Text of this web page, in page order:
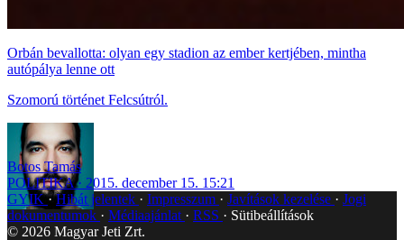
Orbán bevallotta: olyan egy stadion az ember kertjében, mintha
autópálya lenne ott
Szomorú történet Felcsútról.
Botos Tamás
POLITIKA
2015. december 15. 15:21
GYIK Hibát jelentek Impresszum Javítások kezelése
Jogi
dokumentumok
Médiaajánlat RSS
Sütibeállítások
© 2026 Magyar Jeti Zrt.